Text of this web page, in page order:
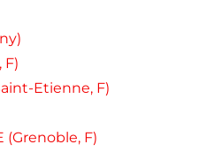
F)
Etienne, F)
(Grenoble, F)